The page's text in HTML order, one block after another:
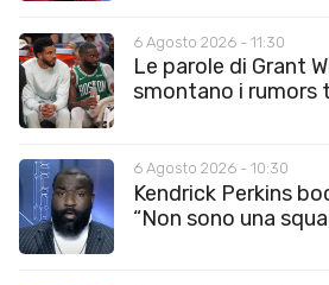
6 Agosto 2026 - 11:30
Le parole di Grant
smontano i rumors
6 Agosto 2026 - 10:30
Kendrick Perkins
“Non sono una